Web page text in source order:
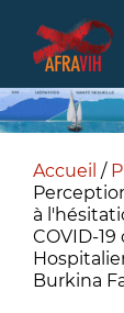
Accueil /
à
COVID-
Burkina